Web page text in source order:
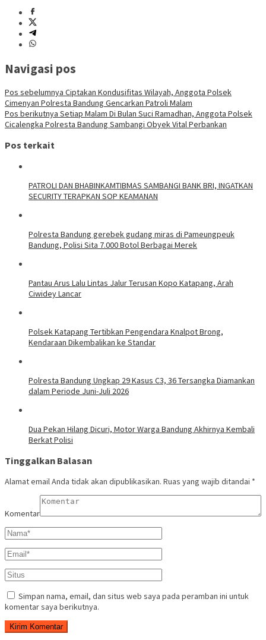
Navigasi pos
Pos sebelumnya Ciptakan Kondusifitas Wilayah, Anggota Polsek
Cimenyan Polresta Bandung Gencarkan Patroli Malam
Pos berikutnya Setiap Malam Di Bulan Suci Ramadhan, Anggota Polsek
Cicalengka Polresta Bandung Sambangi Obyek Vital Perbankan
Pos terkait
‎PATROLI DAN BHABINKAMTIBMAS SAMBANGI BANK BRI, INGATKAN
SECURITY TERAPKAN SOP KEAMANAN
Polresta Bandung gerebek gudang miras di Pameungpeuk
Bandung, Polisi Sita 7.000 Botol Berbagai Merek
Pantau Arus Lalu Lintas Jalur Terusan Kopo Katapang, Arah
Ciwidey Lancar
Polsek Katapang Tertibkan Pengendara Knalpot Brong,
Kendaraan Dikembalikan ke Standar
Polresta Bandung Ungkap 29 Kasus C3, 36 Tersangka Diamankan
dalam Periode Juni-Juli 2026
Dua Pekan Hilang Dicuri, Motor Warga Bandung Akhirnya Kembali
Berkat Polisi
Tinggalkan Balasan
Alamat email Anda tidak akan dipublikasikan. Ruas yang wajib ditandai *
Komentar
Simpan nama, email, dan situs web saya pada peramban ini untuk
komentar saya berikutnya.